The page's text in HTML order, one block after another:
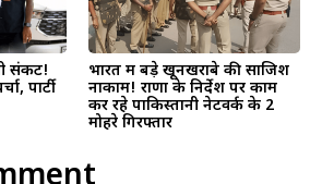
संकट!
पार्टी
भारत में बड़े खूनखराबे की साजिश
नाकाम! राणा के निर्देश पर काम
कर रहे पाकिस्तानी नेटवर्क के 2
मोहरे गिरफ्तार